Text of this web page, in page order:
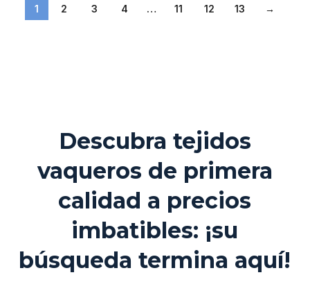
1 2 3 4 … 11 12 13 →
Descubra tejidos
vaqueros de primera
calidad a precios
imbatibles: ¡su
búsqueda termina aquí!